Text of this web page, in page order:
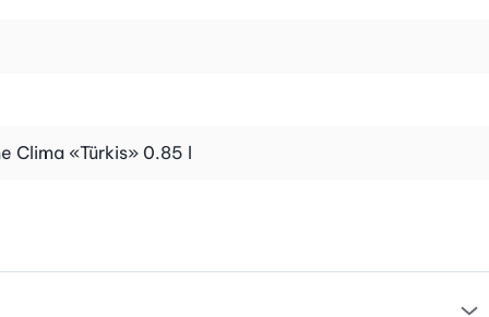
Clima «Türkis» 0.85 l